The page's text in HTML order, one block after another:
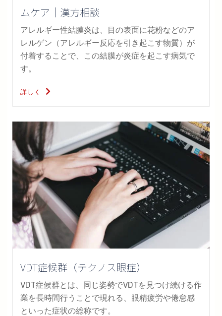
ムケア｜漢方相談
アレルギー性結膜炎は、目の表面に花粉などのア
レルゲン（アレルギー反応を引き起こす物質）が
付着することで、この結膜が炎症を起こす病気で
す。
詳しく
VDT症候群（テクノス眼症）
VDT症候群とは、同じ姿勢でVDTを見つけ続ける作
業を長時間行うことで現れる、眼精疲労や倦怠感
といった症状の総称です。